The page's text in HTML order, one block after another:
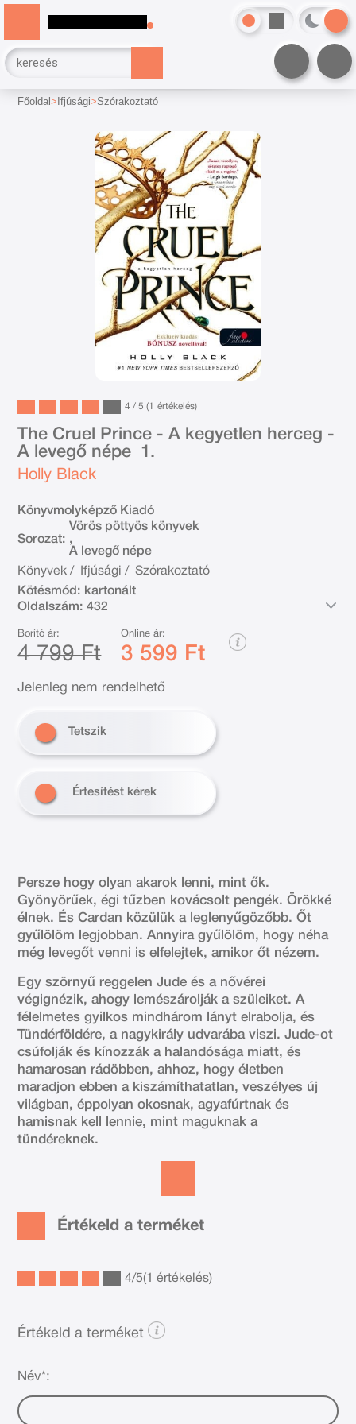
Főoldal Ifjúsági Szórakoztató
4 / 5 (1 értékelés)
The Cruel Prince - A kegyetlen herceg -
A levegő népe 1.
Holly Black
Könyvmolyképző Kiadó
Sorozat:
Vörös pöttyös könyvek
,
A levegő népe
Könyvek / Ifjúsági /
Szórakoztató
Kötésmód: kartonált
Oldalszám: 432
Borító ár:
4 799 Ft
Online ár:
3 599 Ft
Jelenleg nem rendelhető
Tetszik
Értesítést kérek
Persze hogy olyan akarok lenni, mint ők.
Gyönyörűek, égi tűzben kovácsolt pengék. Örökké
élnek. És Cardan közülük a leglenyűgözőbb. Őt
gyűlölöm legjobban. Annyira gyűlölöm, hogy néha
még levegőt venni is elfelejtek, amikor őt nézem.
Egy szörnyű reggelen Jude és a nővérei
végignézik, ahogy lemészárolják a szüleiket. A
félelmetes gyilkos mindhárom lányt elrabolja, és
Tündérföldére, a nagykirály udvarába viszi. Jude-ot
csúfolják és kínozzák a halandósága miatt, és
hamarosan rádöbben, ahhoz, hogy életben
maradjon ebben a kiszámíthatatlan, veszélyes új
világban, éppolyan okosnak, agyafúrtnak és
hamisnak kell lennie, mint maguknak a
tündéreknek.
Értékeld a terméket
4/5(1 értékelés)
Értékeld a terméket
Név*: